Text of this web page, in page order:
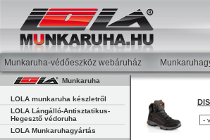
Munkaruha-védőeszköz webáruház
Munkaruha
LOLA munkaruha készletről
LOLA Lángálló-Antisztatikus-
Hegesztő védoruha
LOLA Munkaruhagyártás